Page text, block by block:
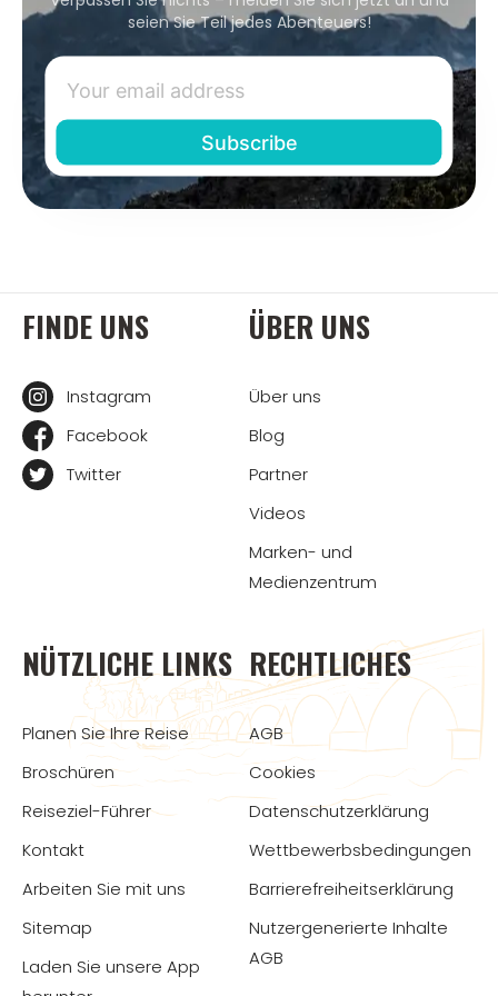
seien Sie Teil jedes Abenteuers!
FINDE UNS
Instagram
Facebook
Twitter
ÜBER UNS
Über uns
Blog
Partner
Videos
Marken- und
Medienzentrum
NÜTZLICHE LINKS
Planen Sie Ihre Reise
Broschüren
Reiseziel-Führer
Kontakt
Arbeiten Sie mit uns
Sitemap
Laden Sie unsere App
RECHTLICHES
AGB
Cookies
Datenschutzerklärung
Wettbewerbsbedingungen
Barrierefreiheitserklärung
Nutzergenerierte Inhalte
AGB